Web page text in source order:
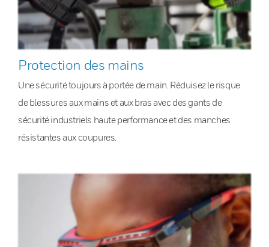
Protection des mains
Une sécurité toujours à portée de main. Réduisez le risque
de blessures aux mains et aux bras avec des gants de
sécurité industriels haute performance et des manches
résistantes aux coupures.